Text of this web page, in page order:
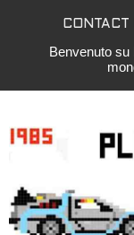
Benvenuto su